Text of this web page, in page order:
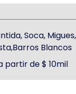
Soca,
Blancos
partir de $ 10mil